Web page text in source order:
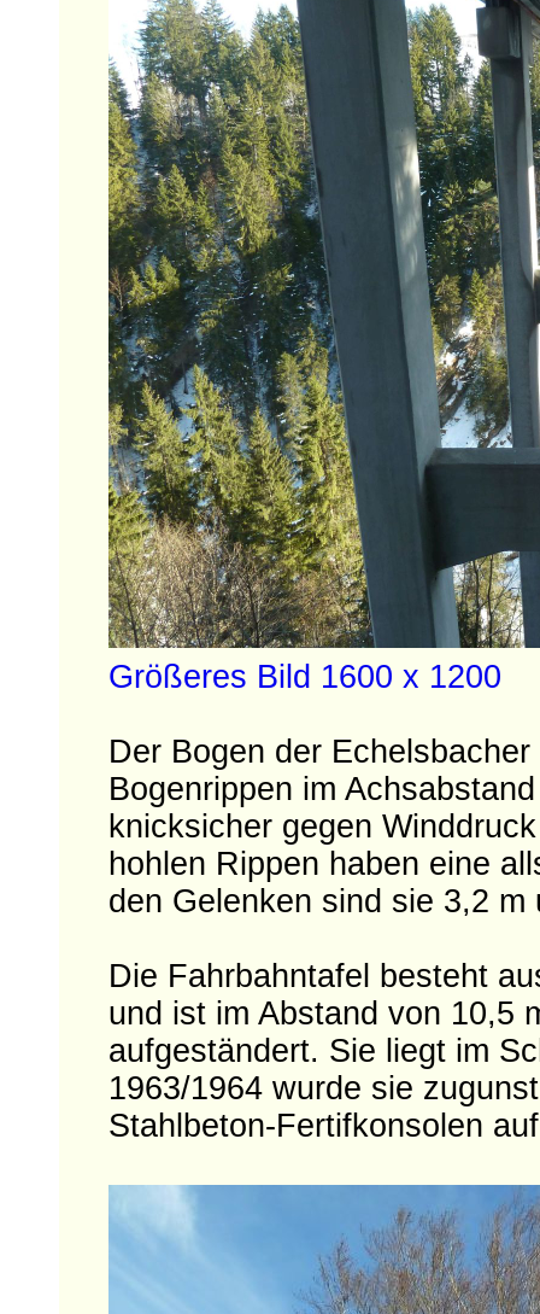
Größeres Bild 1600 x 1200
Der Bogen der
Bogenrippen im
knicksicher gegen
hohlen Rippen haben eine
den Gelenken sind sie 3,2
Die Fahrbahntafel besteht
und ist im Abstand von 10,5
aufgeständert. Sie liegt im
1963/1964 wurde sie
Stahlbeton-Fertifkonsolen